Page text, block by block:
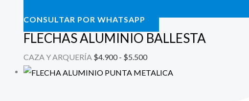
CONSULTAR POR WHATSAPP
FLECHAS ALUMINIO BALLESTA
CAZA Y ARQUERÍA $4.900 - $5.500